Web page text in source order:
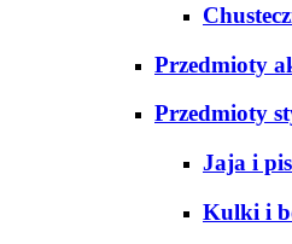
Przedmioty
Przedmioty
Jaja i
Kulki i